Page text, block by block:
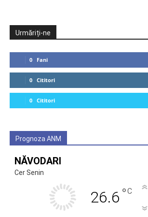
Urmăriți-ne
0 Fani
0 Cititori
0 Cititori
Prognoza ANM
NĂVODARI
Cer Senin
26.6 °C